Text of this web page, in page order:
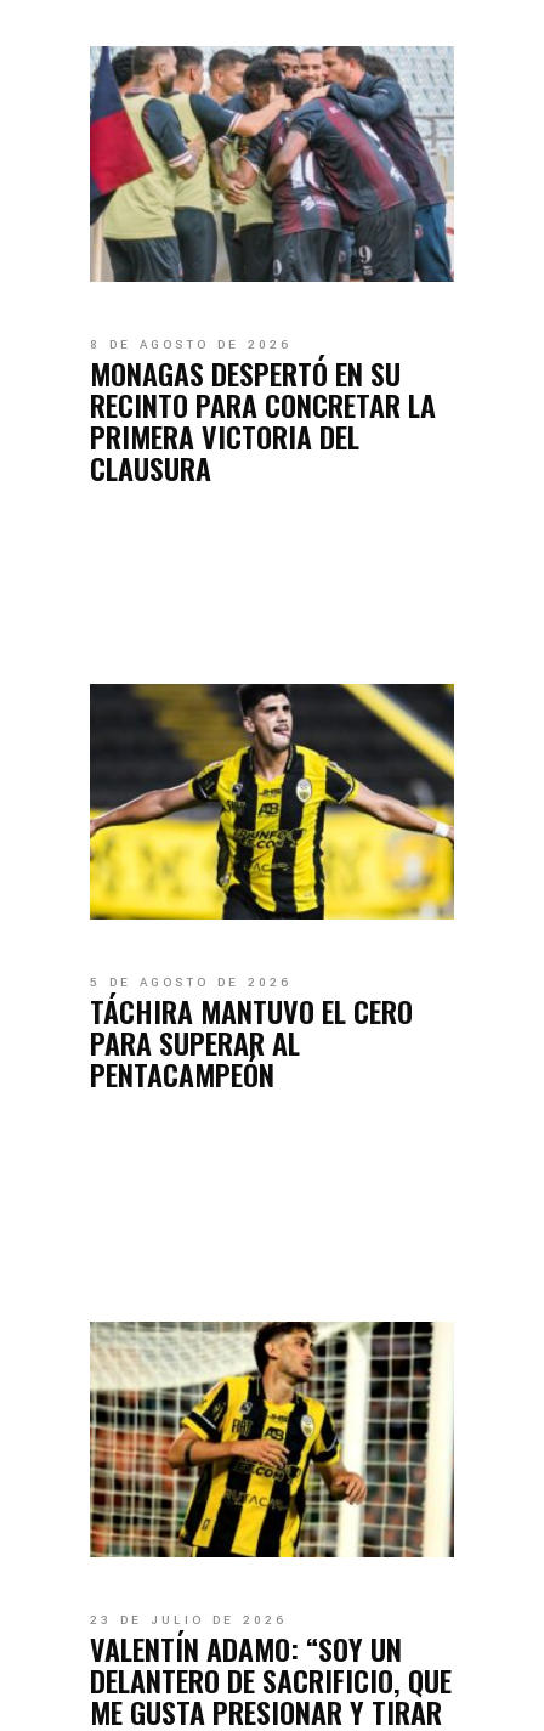
8 DE AGOSTO DE 2026
MONAGAS DESPERTÓ EN SU
RECINTO PARA CONCRETAR LA
PRIMERA VICTORIA DEL
CLAUSURA
5 DE AGOSTO DE 2026
TÁCHIRA MANTUVO EL CERO
PARA SUPERAR AL
PENTACAMPEÓN
23 DE JULIO DE 2026
VALENTÍN ADAMO: “SOY UN
DELANTERO DE SACRIFICIO, QUE
ME GUSTA PRESIONAR Y TIRAR